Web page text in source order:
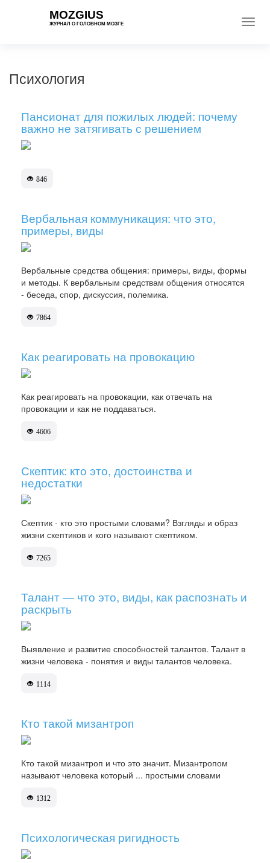
MOZGIUS
ЖУРНАЛ О ГОЛОВНОМ МОЗГЕ
Психология
Пансионат для пожилых людей: почему
важно не затягивать с решением
846
Вербальная коммуникация: что это,
примеры, виды
Вербальные средства общения: примеры, виды, формы
и методы. К вербальным средствам общения относятся
- беседа, спор, дискуссия, полемика.
7864
Как реагировать на провокацию
Как реагировать на провокации, как отвечать на
провокации и как не поддаваться.
4606
Скептик: кто это, достоинства и
недостатки
Скептик - кто это простыми словами? Взгляды и образ
жизни скептиков и кого называют скептиком.
7265
Талант — что это, виды, как распознать и
раскрыть
Выявление и развитие способностей талантов. Талант в
жизни человека - понятия и виды талантов человека.
1114
Кто такой мизантроп
Кто такой мизантроп и что это значит. Мизантропом
называют человека который ... простыми словами
1312
Психологическая ригидность